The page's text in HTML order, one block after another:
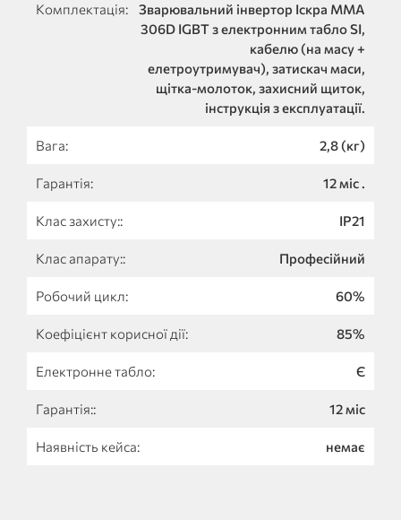
Комплектація:
Зварювальний інвертор Іскра MMA
306D IGBT з електронним табло SI,
кабелю (на масу +
елетроутримувач), затискач маси,
щітка-молоток, захисний щиток,
інструкція з експлуатації.
Вага: 2,8 (кг)
Гарантія: 12 міс .
Клас захисту:: IP21
Клас апарату:: Професійний
Робочий цикл: 60%
Коефіцієнт корисної дії: 85%
Електронне табло: Є
Гарантія:: 12 міс
Наявність кейса: немає